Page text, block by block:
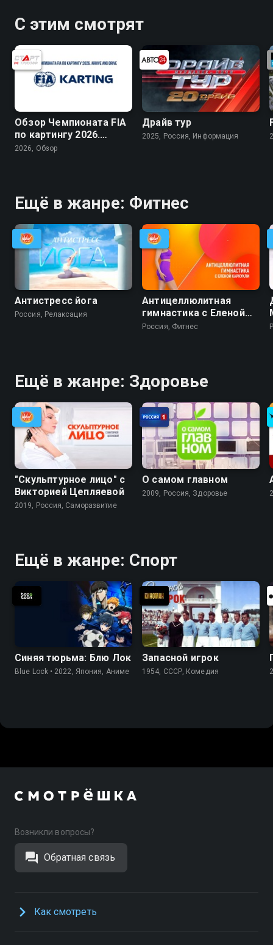
С этим смотрят
Обзор Чемпионата FIA
по картингу 2026.
Arrive and Drive
2026, Обзор
Драйв тур
2025, Россия, Информация
Ещё в жанре: Фитнес
Антистресс йога
Россия, Релаксация
Антицеллюлитная
гимнастика с Еленой
Каркукли
Россия, Фитнес
Ещё в жанре: Здоровье
"Скульптурное лицо" с
Викторией Цепляевой
2019, Россия, Саморазвитие
О самом главном
2009, Россия, Здоровье
Ещё в жанре: Спорт
Синяя тюрьма: Блю Лок
Blue Lock • 2022, Япония, Аниме
Запасной игрок
1954, СССР, Комедия
Возникли вопросы?
Обратная связь
Как смотреть